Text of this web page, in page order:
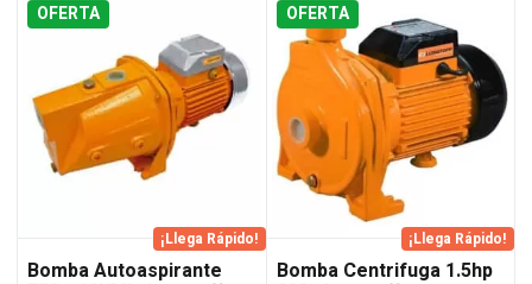
OFERTA
¡Llega Rápido!
Bomba Autoaspirante
OFERTA
¡Llega Rápido!
Bomba Centrifuga 1.5hp